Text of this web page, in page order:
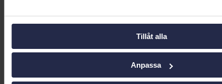
Tillåt alla
Anpassa
Ladda ner